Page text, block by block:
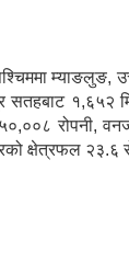
म्याङलुङ,
सतहबाट १,६५२
रोपनी,
क्षेत्रफल २३.६